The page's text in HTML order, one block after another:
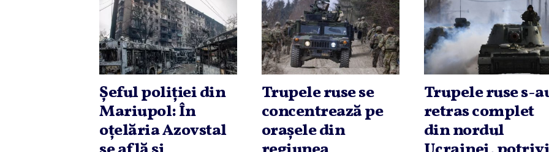
Şeful poliţiei din
Mariupol: În
oţelăria Azovstal
Trupele ruse se
concentrează pe
oraşele din
Trupele ruse s-
retras complet
din nordul